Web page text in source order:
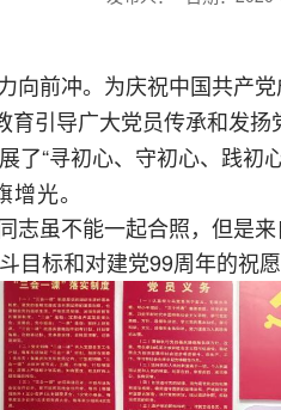
向前冲。为庆祝中国共产党
育引导广大党员传承和发扬
了“寻初心、守初心、践初
光。
志虽不能一起合照，但是
目标和对建党99周年的祝